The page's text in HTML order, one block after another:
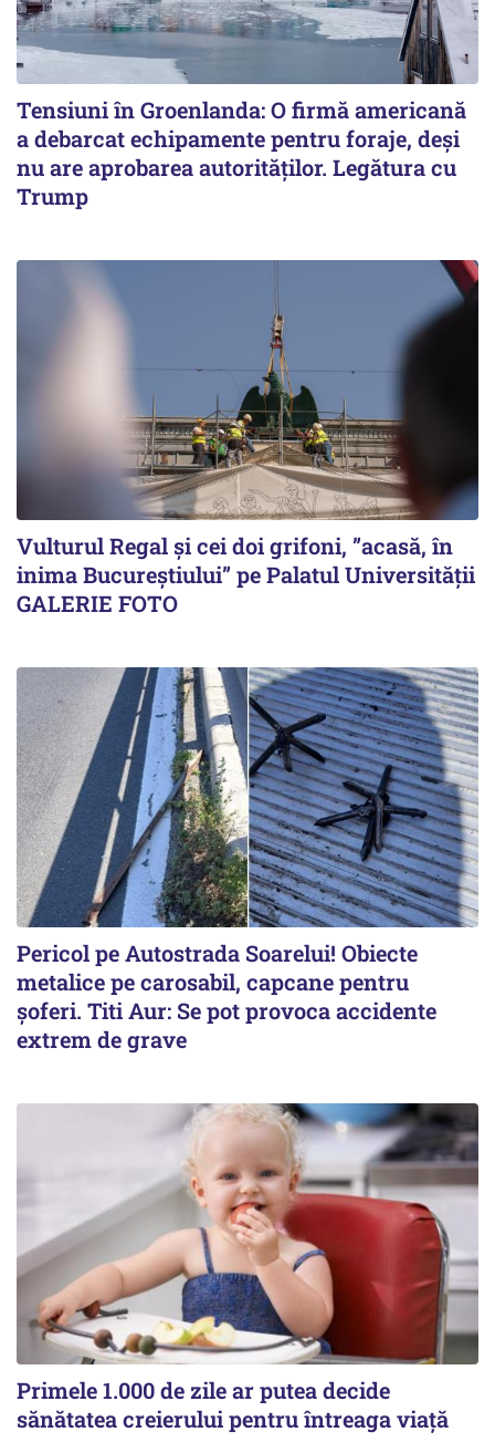
Tensiuni în Groenlanda: O firmă americană
a debarcat echipamente pentru foraje, deși
nu are aprobarea autorităților. Legătura cu
Trump
Vulturul Regal și cei doi grifoni, ”acasă, în
inima Bucureștiului” pe Palatul Universității
GALERIE FOTO
Pericol pe Autostrada Soarelui! Obiecte
metalice pe carosabil, capcane pentru
șoferi. Titi Aur: Se pot provoca accidente
extrem de grave
Primele 1.000 de zile ar putea decide
sănătatea creierului pentru întreaga viață